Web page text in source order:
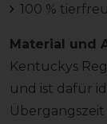
100 %
Material und
Kentuckys
und ist dafür